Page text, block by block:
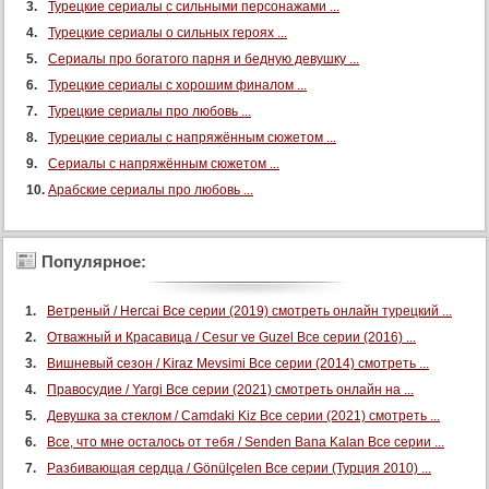
Турецкие сериалы с сильными персонажами ...
Турецкие сериалы о сильных героях ...
Сериалы про богатого парня и бедную девушку ...
Турецкие сериалы с хорошим финалом ...
Турецкие сериалы про любовь ...
Турецкие сериалы с напряжённым сюжетом ...
Сериалы с напряжённым сюжетом ...
Арабские сериалы про любовь ...
Популярное:
Ветреный / Hercai Все серии (2019) смотреть онлайн турецкий ...
Отважный и Красавица / Cesur ve Guzel Все серии (2016) ...
Вишневый сезон / Kiraz Mevsimi Все серии (2014) смотреть ...
Правосудие / Yargi Все серии (2021) смотреть онлайн на ...
Девушка за стеклом / Camdaki Kiz Все серии (2021) смотреть ...
Все, что мне осталось от тебя / Senden Bana Kalan Все серии ...
Разбивающая сердца / Gönülçelen Все серии (Турция 2010) ...